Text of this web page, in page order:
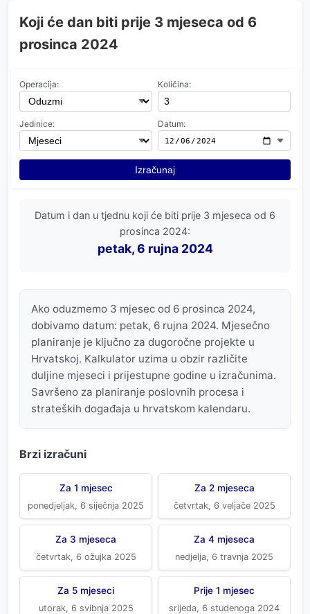
Koji će dan biti prije 3 mjeseca od 6
prosinca 2024
Operacija: Količina:
Jedinice: Datum:
Izračunaj
Datum i dan u tjednu koji će biti prije 3 mjeseca od 6
prosinca 2024:
petak, 6 rujna 2024
Ako oduzmemo 3 mjesec od 6 prosinca 2024,
dobivamo datum: petak, 6 rujna 2024. Mjesečno
planiranje je ključno za dugoročne projekte u
Hrvatskoj. Kalkulator uzima u obzir različite
duljine mjeseci i prijestupne godine u izračunima.
Savršeno za planiranje poslovnih procesa i
strateških događaja u hrvatskom kalendaru.
Brzi izračuni
Za 1 mjesec
ponedjeljak, 6 siječnja 2025
Za 2 mjeseca
četvrtak, 6 veljače 2025
Za 3 mjeseca
četvrtak, 6 ožujka 2025
Za 4 mjeseca
nedjelja, 6 travnja 2025
Za 5 mjeseci
utorak, 6 svibnja 2025
Prije 1 mjesec
srijeda, 6 studenoga 2024